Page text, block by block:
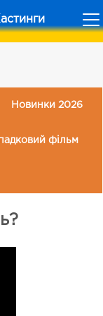
Новинки 2026
фільм